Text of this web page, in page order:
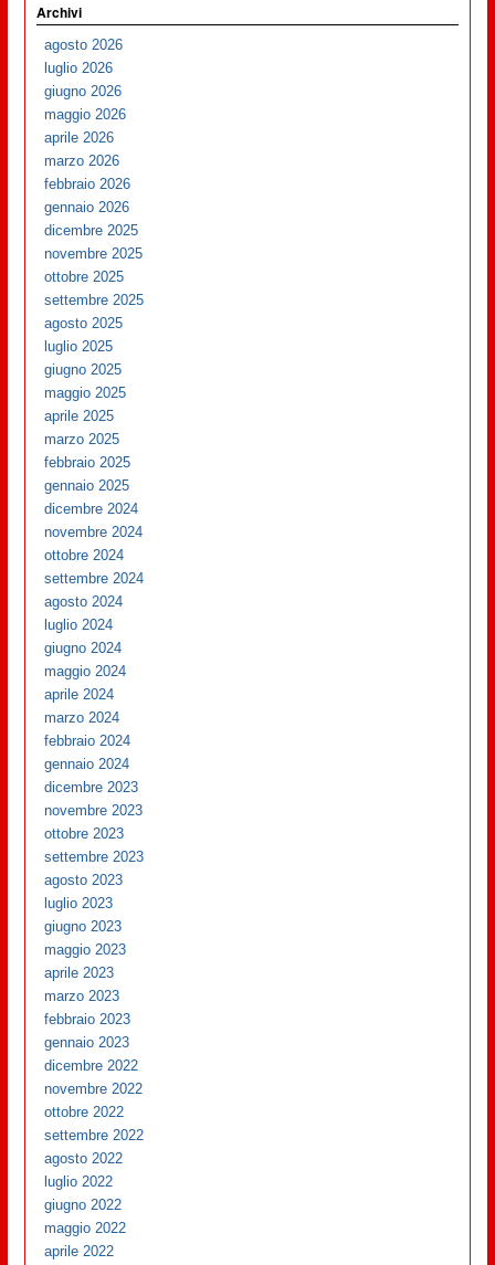
Archivi
agosto 2026
luglio 2026
giugno 2026
maggio 2026
aprile 2026
marzo 2026
febbraio 2026
gennaio 2026
dicembre 2025
novembre 2025
ottobre 2025
settembre 2025
agosto 2025
luglio 2025
giugno 2025
maggio 2025
aprile 2025
marzo 2025
febbraio 2025
gennaio 2025
dicembre 2024
novembre 2024
ottobre 2024
settembre 2024
agosto 2024
luglio 2024
giugno 2024
maggio 2024
aprile 2024
marzo 2024
febbraio 2024
gennaio 2024
dicembre 2023
novembre 2023
ottobre 2023
settembre 2023
agosto 2023
luglio 2023
giugno 2023
maggio 2023
aprile 2023
marzo 2023
febbraio 2023
gennaio 2023
dicembre 2022
novembre 2022
ottobre 2022
settembre 2022
agosto 2022
luglio 2022
giugno 2022
maggio 2022
aprile 2022